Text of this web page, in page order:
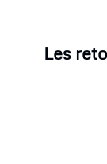
Les